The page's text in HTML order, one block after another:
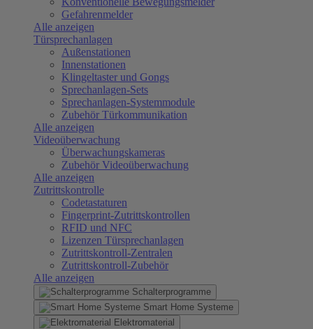
Gefahrenmelder
Alle anzeigen
Türsprechanlagen
Außenstationen
Innenstationen
Klingeltaster und Gongs
Sprechanlagen-Sets
Sprechanlagen-Systemmodule
Zubehör Türkommunikation
Alle anzeigen
Videoüberwachung
Überwachungskameras
Zubehör Videoüberwachung
Alle anzeigen
Zutrittskontrolle
Codetastaturen
Fingerprint-Zutrittskontrollen
RFID und NFC
Lizenzen Türsprechanlagen
Zutrittskontroll-Zentralen
Zutrittskontroll-Zubehör
Alle anzeigen
Schalterprogramme
Smart Home Systeme
Elektromaterial